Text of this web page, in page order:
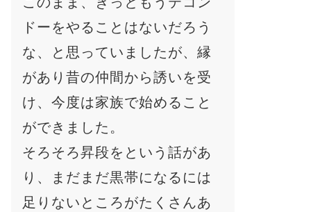
ドーをやることはないだろう
な、と思っていましたが、縁
があり昔の仲間から誘いを受
け、今度は家族で始めること
ができました。
そろそろ昇段をという話があ
り、まだまだ黒帯になるには
足りないところがたくさんあ